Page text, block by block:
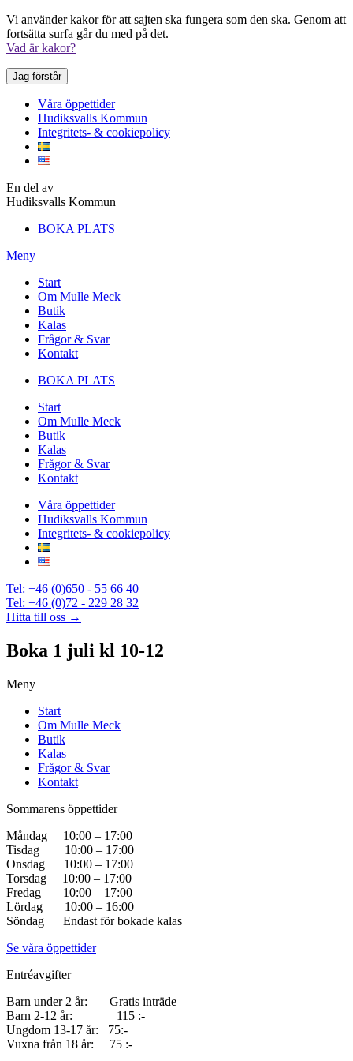
Vi använder kakor för att sajten ska fungera som den ska. Genom att
fortsätta surfa går du med på det.
Vad är kakor?
Jag förstår
Våra öppettider
Hudiksvalls Kommun
Integritets- & cookiepolicy
En del av
Hudiksvalls Kommun
BOKA PLATS
Meny
Start
Om Mulle Meck
Butik
Kalas
Frågor & Svar
Kontakt
BOKA PLATS
Start
Om Mulle Meck
Butik
Kalas
Frågor & Svar
Kontakt
Våra öppettider
Hudiksvalls Kommun
Integritets- & cookiepolicy
Tel: +46 (0)650 - 55 66 40
Tel: +46 (0)72 - 229 28 32
Hitta till oss →
Boka 1 juli kl 10-12
Meny
Start
Om Mulle Meck
Butik
Kalas
Frågor & Svar
Kontakt
Sommarens öppettider
Måndag 10:00 – 17:00
Tisdag 10:00 – 17:00
Onsdag 10:00 – 17:00
Torsdag 10:00 – 17:00
Fredag 10:00 – 17:00
Lördag 10:00 – 16:00
Söndag Endast för bokade kalas
Se våra öppettider
Entréavgifter
Barn under 2 år: Gratis inträde
Barn 2-12 år: 115 :-
Ungdom 13-17 år: 75:-
Vuxna från 18 år: 75 :-